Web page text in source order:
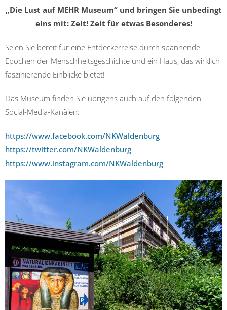
„Die Lust auf MEHR Museum“ und bringen Sie unbedingt
eins mit: Zeit! Zeit für etwas Besonderes!
Seien Sie bereit für eine Entdeckerreise durch spannende
Epochen der Menschheitsgeschichte und ein Haus, das wirklich
faszinierende Einblicke bietet!
Das Museum finden Sie übrigens auch auf den folgenden
Social-Media-Kanälen:
https://www.facebook.com/NKWaldenburg
https://twitter.com/NKWaldenburg
https://www.instagram.com/NKWaldenburg